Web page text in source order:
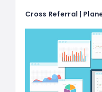
Cross Referral |